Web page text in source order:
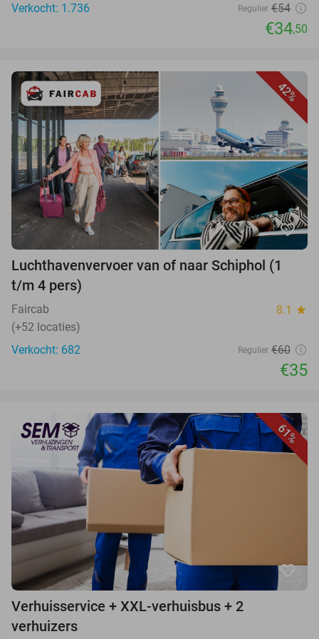
Verkocht: 1.736 Regulier €54
€34,50
42%
favorite_border
Luchthavenvervoer van of naar Schiphol (1
t/m 4 pers)
Faircab 8.1 star
(+52 locaties)
Verkocht: 682
Regulier €60
€35
61%
favorite_border
Verhuisservice + XXL-verhuisbus + 2
verhuizers